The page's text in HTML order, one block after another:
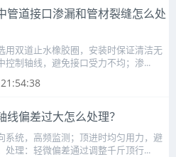
管道接口渗漏和管材裂缝怎么处
用双道止水橡胶圈，安装时保证清洁无
控制轴线，避免接口受力不均；渗...
线偏差过大怎么处理？
系统，高频监测；顶进时均匀用力，避
处理：轻微偏差通过调整千斤顶行...